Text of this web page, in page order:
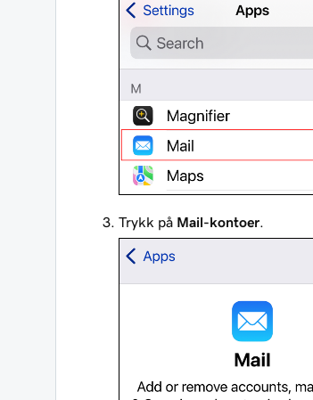
Trykk på Mail-kontoer